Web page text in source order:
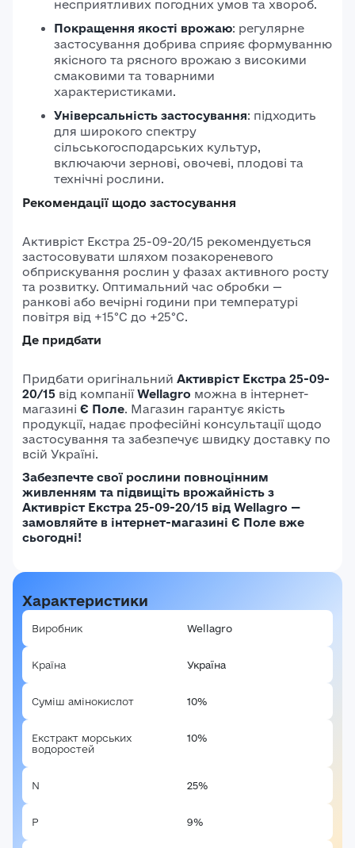
несприятливих погодних умов та хвороб.
Покращення якості врожаю: регулярне
застосування добрива сприяє формуванню
якісного та рясного врожаю з високими
смаковими та товарними
характеристиками.
Універсальність застосування: підходить
для широкого спектру
сільськогосподарських культур,
включаючи зернові, овочеві, плодові та
технічні рослини.
Рекомендації щодо застосування
Активріст Екстра 25-09-20/15 рекомендується
застосовувати шляхом позакореневого
обприскування рослин у фазах активного росту
та розвитку. Оптимальний час обробки —
ранкові або вечірні години при температурі
повітря від +15°C до +25°C.
Де придбати
Придбати оригінальний Активріст Екстра 25-09-
20/15 від компаніїWellagro можна в інтернет-
магазині Є Поле. Магазин гарантує якість
продукції, надає професійні консультації щодо
застосування та забезпечує швидку доставку по
всій Україні.
Забезпечте свої рослини повноцінним
живленням та підвищіть врожайність з
Активріст Екстра 25-09-20/15 від Wellagro —
замовляйте в інтернет-магазині Є Поле вже
сьогодні!
Характеристики
Виробник Wellagro
Країна Україна
Суміш амінокислот 10%
Екстракт морських
водоростей
10%
N 25%
P 9%